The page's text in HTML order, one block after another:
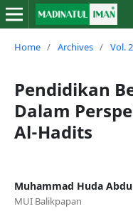
Home / Archives / Vol.
Pendidikan
Dalam
Al-Hadits
Muhammad Huda
MUI Balikpapan